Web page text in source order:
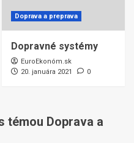
Doprava a preprava
Dopravné systémy
EuroEkonóm.sk
20. januára 2021
0
témou Doprava a